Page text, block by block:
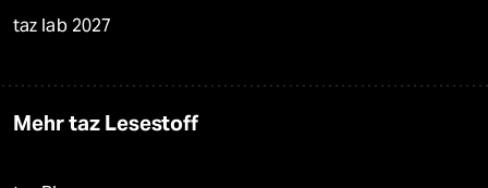
taz lab 2027
Mehr taz Lesestoff